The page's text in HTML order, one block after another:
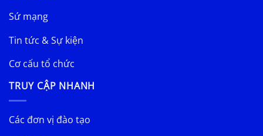
Sứ mạng
Tin tức & Sự kiện
Cơ cấu tổ chức
TRUY CẬP NHANH
Các đơn vị đào tạo